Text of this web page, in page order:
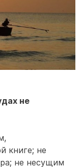
не
книге; не
не несущим